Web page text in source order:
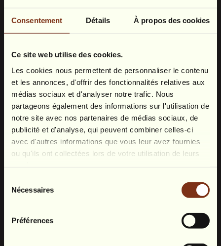
Consentement Détails À propos des cookies
Ce site web utilise des cookies.
Les cookies nous permettent de personnaliser le contenu
et les annonces, d'offrir des fonctionnalités relatives aux
médias sociaux et d'analyser notre trafic. Nous
partageons également des informations sur l'utilisation de
notre site avec nos partenaires de médias sociaux, de
publicité et d'analyse, qui peuvent combiner celles-ci
avec d'autres informations que vous leur avez fournies
ou qu'ils ont collectées lors de votre utilisation de leurs
Nécessaires
Préférences
kamer je onder in een sprookjes.Handgemaakt,
omhult elk universum je met magie, natuur en
poëzie.Welkom op een unieke plek, verscholen